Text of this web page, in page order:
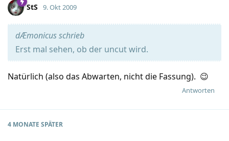
StS 9. Okt 2009
dÆmonicus schrieb
Erst mal sehen, ob der uncut wird.
Natürlich (also das Abwarten, nicht die Fassung). 😉
Antworten
4 MONATE SPÄTER